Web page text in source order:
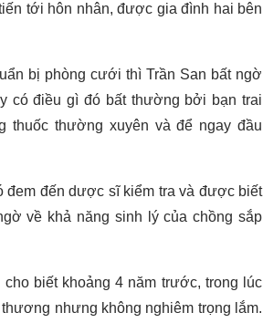
tới hôn nhân, được gia đình hai bên
bị phòng cưới thì Trần San bất ngờ
có điều gì đó bất thường bởi bạn trai
thuốc thường xuyên và để ngay đầu
đem đến dược sĩ kiểm tra và được biết
về khả năng sinh lý của chồng sắp
biết khoảng 4 năm trước, trong lúc
nhưng không nghiêm trọng lắm.